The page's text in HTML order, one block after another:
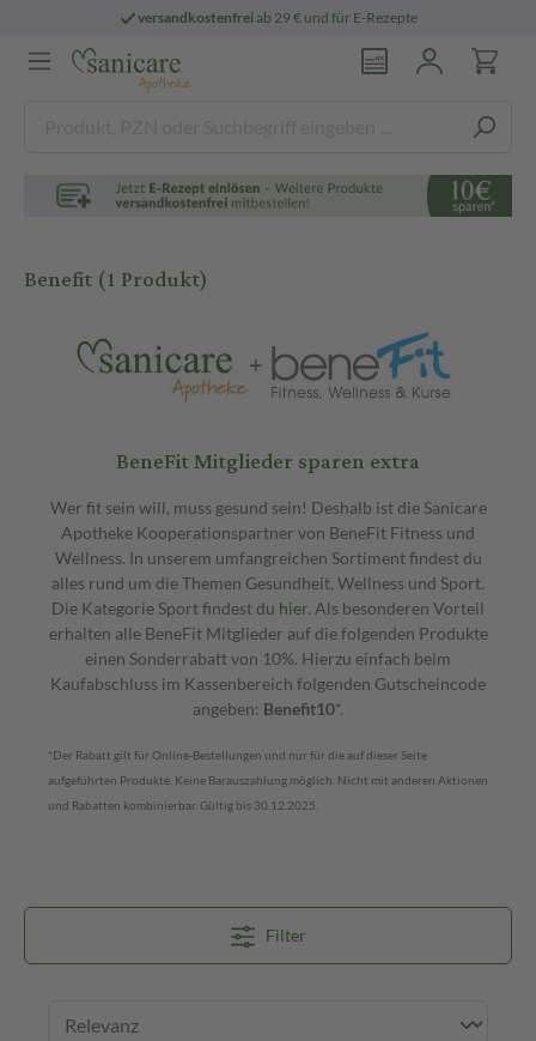
versandkostenfreiab 29 € und für E-Rezepte
Benefit(1 Produkt)
BeneFit Mitglieder sparen extra
Wer fit sein will, muss gesund sein! Deshalb ist die Sanicare
Apotheke Kooperationspartner von BeneFit Fitness und
Wellness. In unserem umfangreichen Sortiment findest du
alles rund um die Themen Gesundheit, Wellness und Sport.
Die Kategorie Sport findest du hier. Als besonderen Vorteil
erhalten alle BeneFit Mitglieder auf die folgenden Produkte
einen Sonderrabatt von 10%. Hierzu einfach beim
Kaufabschluss im Kassenbereich folgenden Gutscheincode
angeben: Benefit10*.
*Der Rabatt gilt für Online-Bestellungen und nur für die auf dieser Seite
aufgeführten Produkte. Keine Barauszahlung möglich. Nicht mit anderen Aktionen
und Rabatten kombinierbar. Gültig bis 30.12.2025.
Filter